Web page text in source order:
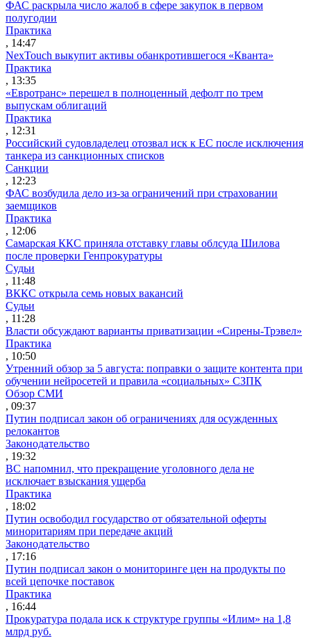
ФАС раскрыла число жалоб в сфере закупок в первом
полугодии
Практика
, 14:47
NexTouch выкупит активы обанкротившегося «Кванта»
Практика
, 13:35
«Евротранс» перешел в полноценный дефолт по трем
выпускам облигаций
Практика
, 12:31
Российский судовладелец отозвал иск к ЕС после исключения
танкера из санкционных списков
Санкции
, 12:23
ФАС возбудила дело из-за ограничений при страховании
заемщиков
Практика
, 12:06
Самарская ККС приняла отставку главы облсуда Шилова
после проверки Генпрокуратуры
Судьи
, 11:48
ВККС открыла семь новых вакансий
Судьи
, 11:28
Власти обсуждают варианты приватизации «Сирены-Трэвел»
Практика
, 10:50
Утренний обзор за 5 августа: поправки о защите контента при
обучении нейросетей и правила «социальных» СЗПК
Обзор СМИ
, 09:37
Путин подписал закон об ограничениях для осужденных
релокантов
Законодательство
, 19:32
ВС напомнил, что прекращение уголовного дела не
исключает взыскания ущерба
Практика
, 18:02
Путин освободил государство от обязательной оферты
миноритариям при передаче акций
Законодательство
, 17:16
Путин подписал закон о мониторинге цен на продукты по
всей цепочке поставок
Практика
, 16:44
Прокуратура подала иск к структуре группы «Илим» на 1,8
млрд руб.